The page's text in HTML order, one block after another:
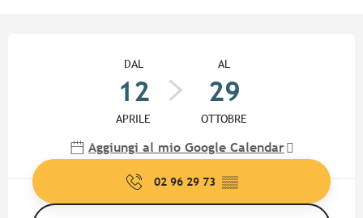
DAL
12
APRILE
AL
29
OTTOBRE
Aggiungi al mio Google Calendar
02 96 29 73 ▒▒